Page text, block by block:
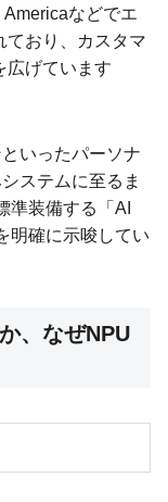
などでエ
ており、カスタマ
広げています
いったパーソナ
ステムに至るま
準装備する「AI
明確に示唆してい
、なぜNPU